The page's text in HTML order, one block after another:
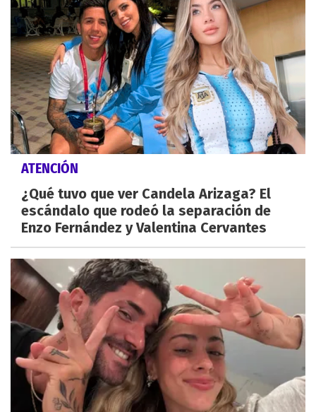
ATENCIÓN
¿Qué tuvo que ver Candela Arizaga? El
escándalo que rodeó la separación de
Enzo Fernández y Valentina Cervantes